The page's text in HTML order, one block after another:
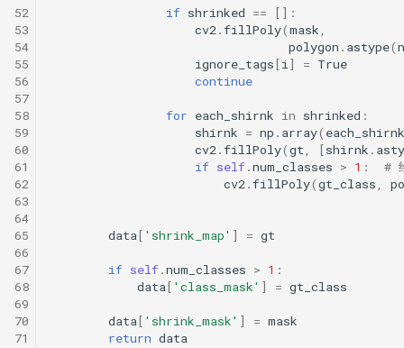
52
53
54
55
56
57
58
59
60
61
62
63
64
65
66
67
68
69
70
71
if shrinked ==
[]:
cv2.fillPoly(mask,
polygon . astype(
ignore_tags [i] = True
continue
for each_shirnk in shrinked :
shirnk = np . array( each_shirnk
cv2.fillPoly(gt, [shirnk .
if self.num_classes > 1 :
#
cv2.fillPoly(gt_class,
data [ 'shrink_map' ] = gt
if self.num_classes > 1 :
data [ 'class_mask' ] = gt_class
data [ 'shrink_mask' ] = mask
return data